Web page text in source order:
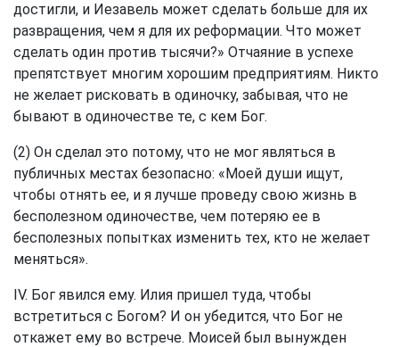
достигли, и Иезавель может сделать больше для их
развращения, чем я для их реформации. Что может
сделать один против тысячи?» Отчаяние в успехе
препятствует многим хорошим предприятиям. Никто
не желает рисковать в одиночку, забывая, что не
бывают в одиночестве те, с кем Бог.
(2) Он сделал это потому, что не мог являться в
публичных местах безопасно: «Моей души ищут,
чтобы отнять ее, и я лучше проведу свою жизнь в
бесполезном одиночестве, чем потеряю ее в
бесполезных попытках изменить тех, кто не желает
меняться».
IV. Бог явился ему. Илия пришел туда, чтобы
встретиться с Богом? И он убедится, что Бог не
откажет ему во встрече. Моисей был вынужден